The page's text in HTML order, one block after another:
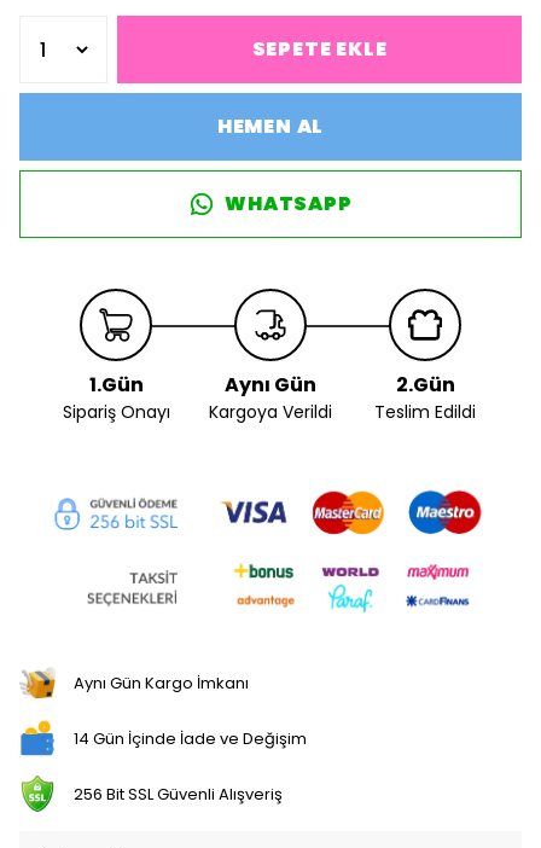
SEPETE EKLE
HEMEN AL
WHATSAPP
1.Gün
Sipariş Onayı
Aynı Gün
Kargoya Verildi
2.Gün
Teslim Edildi
Aynı Gün Kargo İmkanı
14 Gün İçinde İade ve Değişim
256 Bit SSL Güvenli Alışveriş